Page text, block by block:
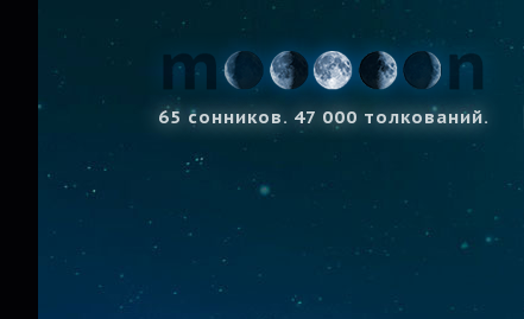
65 сонников. 47 000 толкований.